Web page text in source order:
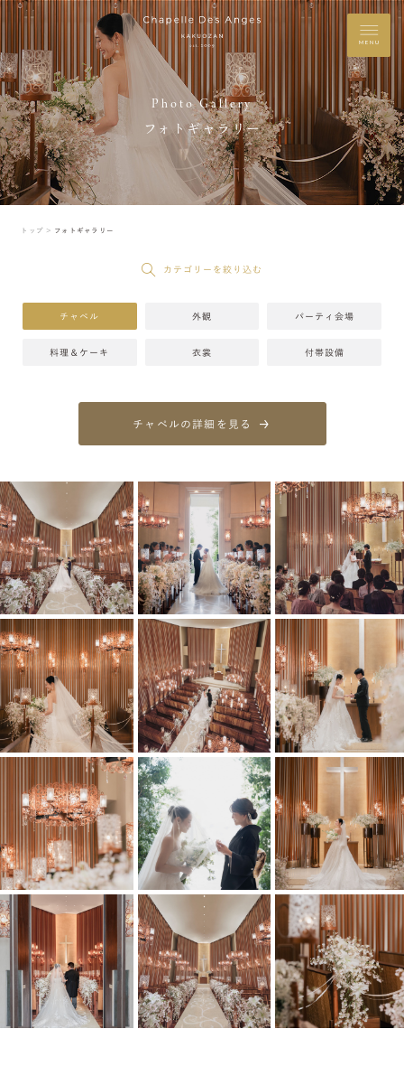
MENU
Photo Gallery
フォトギャラリー
トップ ＞ フォトギャラリー
カテゴリーを絞り込む
チャペル 外観 パーティ会場
料理＆ケーキ 衣裳 付帯設備
チャペルの詳細を見る